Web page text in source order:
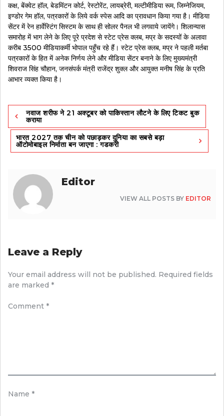
कक्ष, बेंक्वेट हॉल, बेडमिंटन कोर्ट, रेस्टोरेंट, लायब्रेरी, मल्टीमीडिया रूम, जिम्नेजियम,
इण्डोर गेम हॉल, पत्रकारों के लिये वर्क स्पेस आदि का प्रावधान किया गया है। मीडिया
सेंटर में रेन हार्वेस्टिंग सिस्टम के साथ ही सोलर पैनल भी लगवाये जायेंगे। शिलान्यास
समारोह में भाग लेने के लिए पूरे प्रदेश से स्टेट प्रेस क्लब, मप्र के सदस्यों के अलावा
करीब 3500 मीडियाकर्मी भोपाल पहुँच रहे हैं। स्टेट प्रेस क्लब, मप्र ने पहली मर्तबा
पत्रकारों के हित में अनेक निर्णय लेने और मीडिया सेंटर बनाने के लिए मुख्यमंत्री
शिवराज सिंह चौहान, जनसंपर्क मंत्री राजेंद्र शुक्ल और आयुक्त मनीष सिंह के प्रति
आभार व्यक्त किया है।
Post
navigation
नवाज शरीफ ने 21 अक्टूबर को पाकिस्तान लौटने के लिए टिकट बुक
कराया
भारत 2027 तक चीन को पछाड़कर दुनिया का सबसे बड़ा
ऑटोमोबाइल निर्माता बन जाएगा : गडकरी
Editor
VIEW ALL POSTS BY EDITOR
Leave a Reply
Your email address will not be published. Required fields
are marked *
Comment *
Name *